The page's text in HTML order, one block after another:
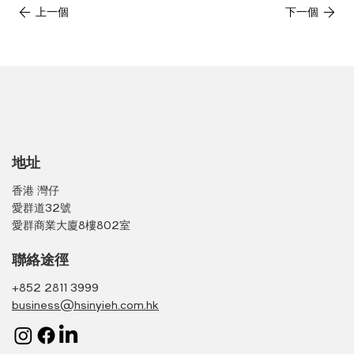
上一個 下一個
地址
香港 灣仔
愛群道32號
愛群商業大廈8樓802室
聯絡途徑
+852 2811 3999
business@hsinyieh.com.hk